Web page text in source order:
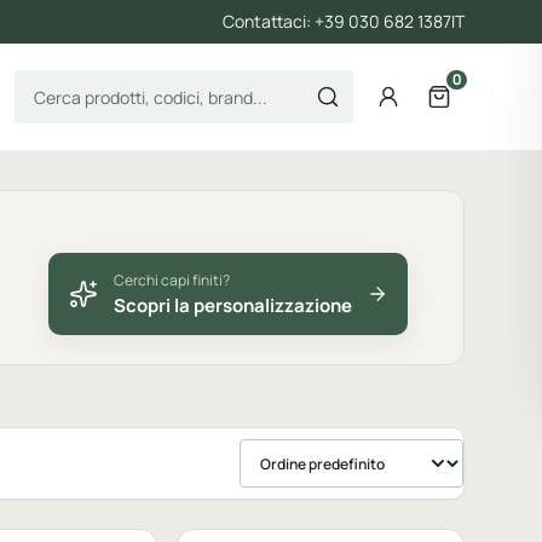
Contattaci: +39 030 682 1387IT
Cerca prodotti AccountApri il
0
Cerchi capi finiti?
Scopri la personalizzazione
Ordina prodotti
Personalizzabile